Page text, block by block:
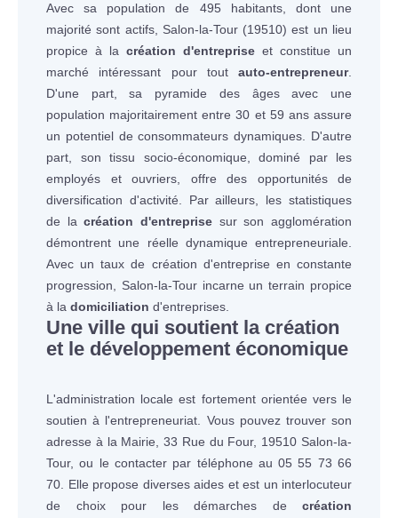
Avec sa population de 495 habitants, dont une
majorité sont actifs, Salon-la-Tour (19510) est un lieu
propice à la création d'entreprise et constitue un
marché intéressant pour tout auto-entrepreneur.
D'une part, sa pyramide des âges avec une
population majoritairement entre 30 et 59 ans assure
un potentiel de consommateurs dynamiques. D'autre
part, son tissu socio-économique, dominé par les
employés et ouvriers, offre des opportunités de
diversification d'activité. Par ailleurs, les statistiques
de lacréation d'entreprise sur son agglomération
démontrent une réelle dynamique entrepreneuriale.
Avec un taux de création d'entreprise en constante
progression, Salon-la-Tour incarne un terrain propice
à la domiciliation d'entreprises.
Une ville qui soutient la création
et le développement économique
L'administration locale est fortement orientée vers le
soutien à l'entrepreneuriat. Vous pouvez trouver son
adresse à la Mairie, 33 Rue du Four, 19510 Salon-la-
Tour, ou le contacter par téléphone au 05 55 73 66
70. Elle propose diverses aides et est un interlocuteur
de choix pour les démarches de création